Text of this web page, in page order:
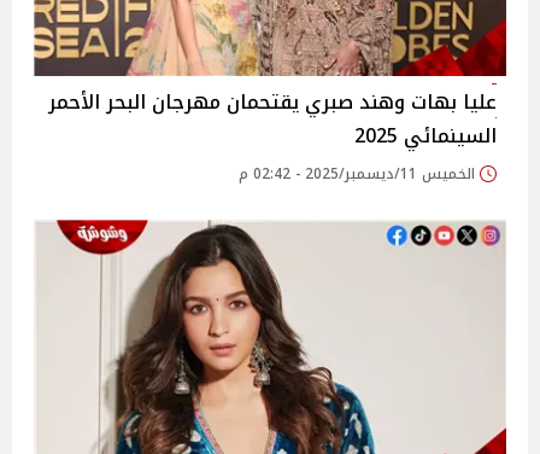
عليا بهات وهند صبري يقتحمان مهرجان البحر الأحمر
السينمائي 2025
الخميس 11/ديسمبر/2025 - 02:42 م